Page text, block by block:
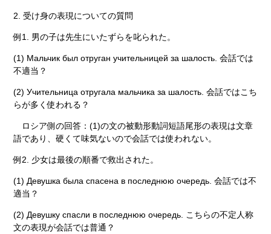
2. 受け身の表現についての質問
例1. 男の子は先生にいたずらを叱られた。
(1) Мальчик был отруган учительницей за шалость. 会話では
不適当？
(2) Учительница отругала мальчика за шалость. 会話ではこち
らが多く使われる？
ロシア側の回答：(1)の文の被動形動詞短語尾形の表現は文章
語であり、硬くて味気ないので会話では使われない。
例2. 少女は最後の順番で救出された。
(1) Девушка была спасена в последнюю очередь. 会話では不
適当？
(2) Девушку спасли в последнюю очередь.
こちらの不定人称
文の表現が会話では普通？